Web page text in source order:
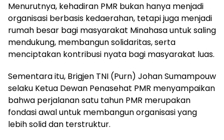
Menurutnya, kehadiran PMR bukan hanya menjadi
organisasi berbasis kedaerahan, tetapi juga menjadi
rumah besar bagi masyarakat Minahasa untuk saling
mendukung, membangun solidaritas, serta
menciptakan kontribusi nyata bagi masyarakat luas.
Sementara itu, Brigjen TNI (Purn) Johan Sumampouw
selaku Ketua Dewan Penasehat PMR menyampaikan
bahwa perjalanan satu tahun PMR merupakan
fondasi awal untuk membangun organisasi yang
lebih solid dan terstruktur.